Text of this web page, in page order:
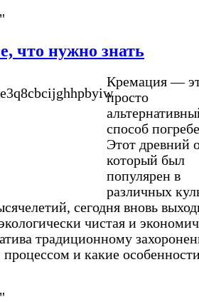
что нужно знать
Кремация —
просто
способ
Этот древний
который был
популярен в
различных
сегодня вновь
чистая и
традиционному
процессом и какие